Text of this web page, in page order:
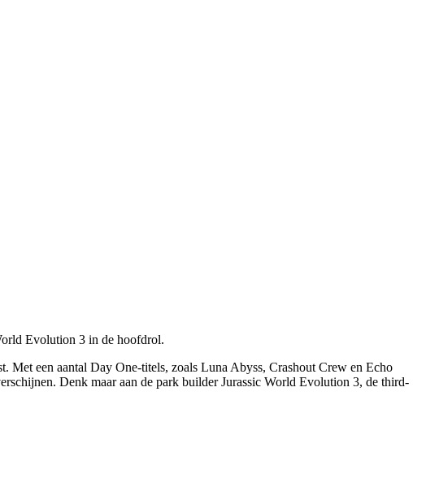
Evolution 3 in de hoofdrol.
Met een aantal Day One-titels, zoals Luna Abyss, Crashout Crew en Echo
Denk maar aan de park builder Jurassic World Evolution 3, de third-